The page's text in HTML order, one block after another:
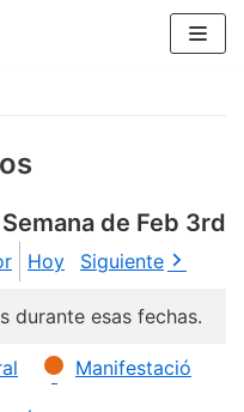
Semana de Feb 3rd
Hoy Siguiente
durante esas fechas.
Manifestació